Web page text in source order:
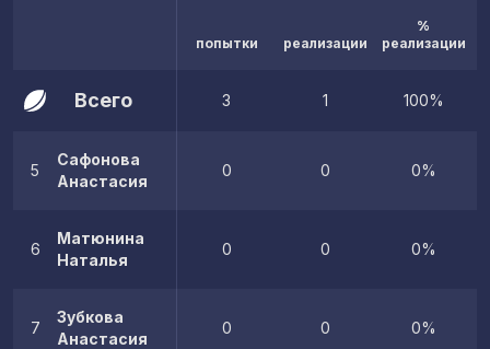
попытки реализации
%
реализации
Всего 3 1 100%
5
Сафонова
Анастасия
0 0 0%
6
Матюнина
Наталья
0 0 0%
7
Зубкова
Анастасия
0 0 0%